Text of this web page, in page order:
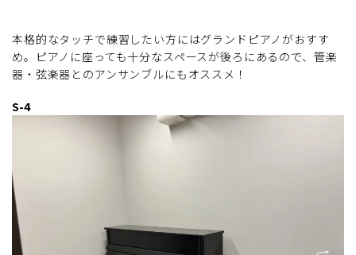
本格的なタッチで練習したい方にはグランドピアノがおすす
め。ピアノに座っても十分なスペースが後ろにあるので、管楽
器・弦楽器とのアンサンブルにもオススメ！
S-4